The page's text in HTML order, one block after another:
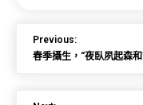
Previous:
春季攝生，“夜臥夙起森